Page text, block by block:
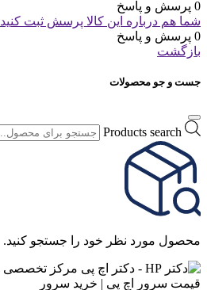
0 پرسش و پاسخ
شما هم درباره این کالا پرسش ثبت کنید
0 پرسش و پاسخ
بازگشت
جست و جو محصولات
Products search
محصول مورد نظر خود را جستجو کنید.